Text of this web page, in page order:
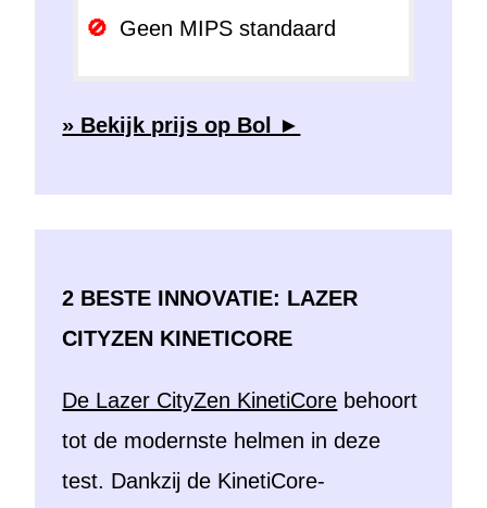
Geen MIPS standaard
» Bekijk prijs op Bol ►
2 BESTE INNOVATIE: LAZER
CITYZEN KINETICORE
De Lazer CityZen KinetiCore behoort
tot de modernste helmen in deze
test. Dankzij de KinetiCore-